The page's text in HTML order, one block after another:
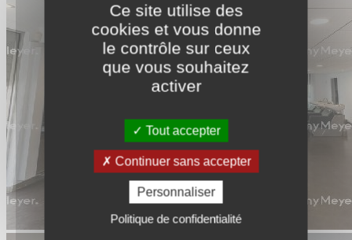
Ce site utilise des
cookies et vous donne
le contrôle sur ceux
que vous souhaitez
activer
Tout accepter
Continuer sans accepter
Personnaliser
Politique de confidentialité